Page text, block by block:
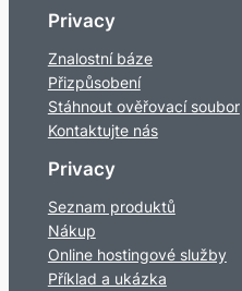
Privacy
Znalostní báze
Přizpůsobení
Stáhnout ověřovací soubor
Kontaktujte nás
Privacy
Seznam produktů
Nákup
Online hostingové služby
Příklad a ukázka